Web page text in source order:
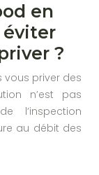
en
éviter
?
priver des
n’est pas
l’inspection
au débit des